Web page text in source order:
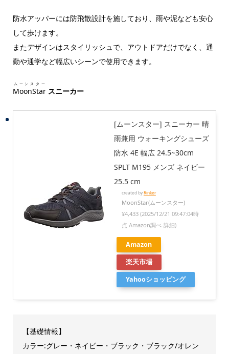
防水アッパーには防飛散設計を施しており、雨や泥なども安心
して歩けます。
またデザインはスタイリッシュで、アウトドアだけでなく、通
勤や通学など幅広いシーンで使用できます。
MoonStar
ムーンスター
スニーカー
[ムーンスター] スニーカー 晴
雨兼用 ウォーキングシューズ
防水 4E 幅広 24.5~30cm
SPLT M195 メンズ ネイビー
25.5 cm
created byRinker
MoonStar(ムーンスター)
¥4,433 (2025/12/21 09:47:04時
点 Amazon調べ-詳細)
Amazon
楽天市場
Yahooショッピング
【基礎情報】
カラー:グレー・ネイビー・ブラック・ブラック/オレン